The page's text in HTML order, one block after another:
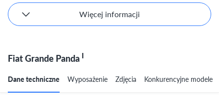
Więcej informacji
Fiat Grande Panda I
Dane techniczne Wyposażenie Zdjęcia Konkurencyjne modele